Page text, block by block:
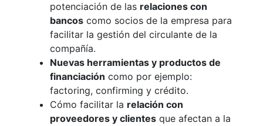
potenciación de las relaciones con
bancos como socios de la empresa para
facilitar la gestión del circulante de la
compañía.
Nuevas herramientas y productos de
financiación como por ejemplo:
factoring, confirming y crédito.
Cómo facilitar la relación con
proveedores y clientes que afectan a la